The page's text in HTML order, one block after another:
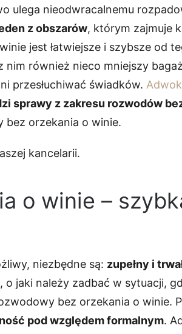
ulega nieodwracalnemu
z obszarów, którym zajmuje
jest łatwiejsze i szybsze od
nim również nieco mniejszy
przesłuchiwać świadków.
sprawy z zakresu rozwodów
orzekania o winie.
kancelarii.
o winie –
niezbędne są: zupełny i
o jaki należy zadbać w sytuacji,
bez orzekania o winie.
pod względem formalnym.